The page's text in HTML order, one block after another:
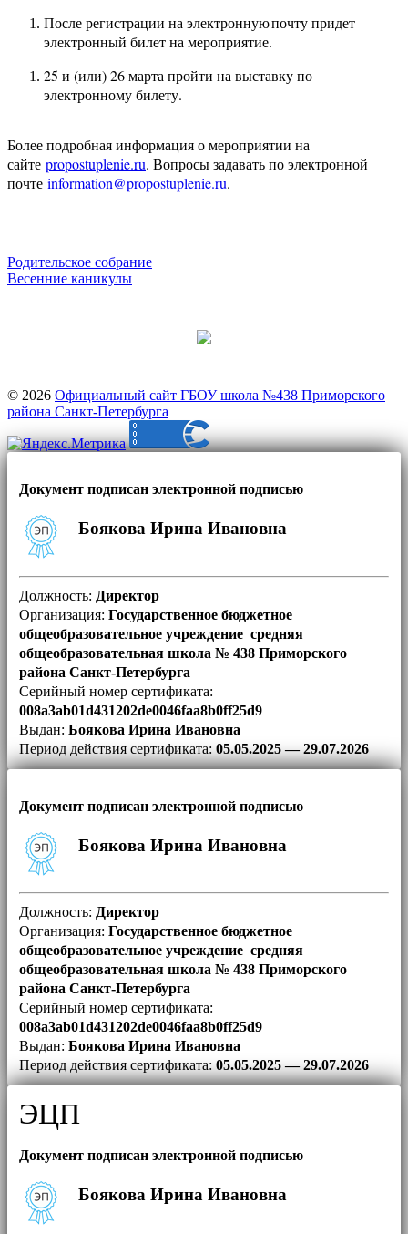
После регистрации на электронную почту придет
электронный билет на мероприятие.
25 и (или) 26 марта пройти на выставку по
электронному билету.
Более подробная информация о мероприятии на
сайте propostuplenie.ru. Вопросы задавать по электронной
почте information@propostuplenie.ru.
Навигация
по
Родительское собрание
Весенние каникулы
© 2026 Официальный сайт ГБОУ школа №438 Приморского
района Санкт-Петербурга
Документ подписан электронной подписью
Боякова Ирина Ивановна
Должность: Директор
Организация: Государственное бюджетное
общеобразовательное учреждение средняя
общеобразовательная школа № 438 Приморского
района Санкт-Петербурга
Серийный номер сертификата:
008a3ab01d431202de0046faa8b0ff25d9
Выдан: Боякова Ирина Ивановна
Период действия сертификата: 05.05.2025 — 29.07.2026
Документ подписан электронной подписью
Боякова Ирина Ивановна
Должность: Директор
Организация: Государственное бюджетное
общеобразовательное учреждение средняя
общеобразовательная школа № 438 Приморского
района Санкт-Петербурга
Серийный номер сертификата:
008a3ab01d431202de0046faa8b0ff25d9
Выдан: Боякова Ирина Ивановна
Период действия сертификата: 05.05.2025 — 29.07.2026
ЭЦП
Документ подписан электронной подписью
Боякова Ирина Ивановна